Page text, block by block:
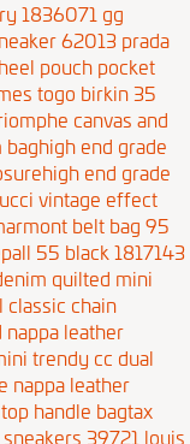
1836071 gg
62013prada
pouch pocket
togo birkin 35
canvas and
end grade
end grade
vintage effect
belt bag 95
55 black 1817143
quilted mini
classic chain
nappa leather
trendy cc dual
nappa leather
handle bagtax
39721 louis